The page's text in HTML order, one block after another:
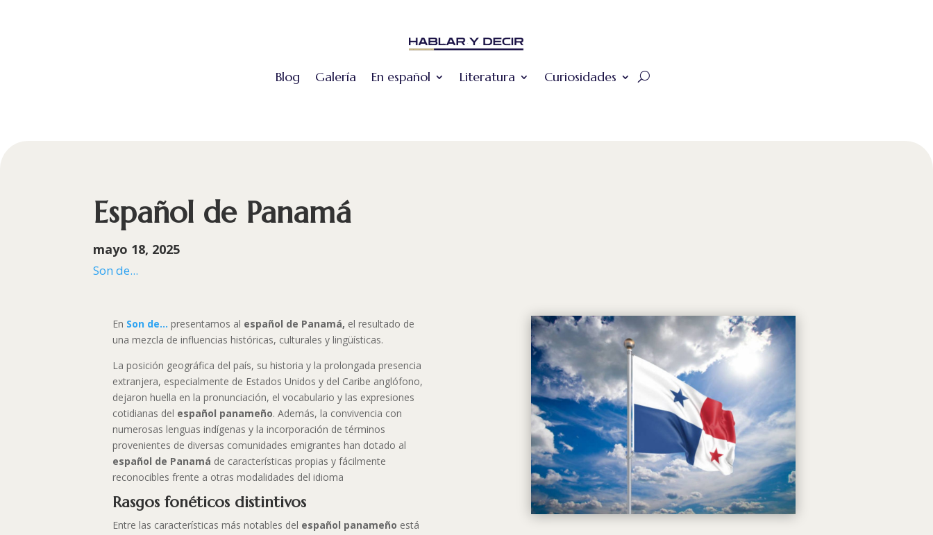
Blog Galería En español Literatura Curiosidades
Español de Panamá
mayo 18, 2025
Son de...
En Son de… presentamos al español de Panamá, el resultado de
una mezcla de influencias históricas, culturales y lingüísticas.
La posición geográfica del país, su historia y la prolongada presencia
extranjera, especialmente de Estados Unidos y del Caribe anglófono,
dejaron huella en la pronunciación, el vocabulario y las expresiones
cotidianas del español panameño. Además, la convivencia con
numerosas lenguas indígenas y la incorporación de términos
provenientes de diversas comunidades emigrantes han dotado al
español de Panamá de características propias y fácilmente
reconocibles frente a otras modalidades del idioma
Rasgos fonéticos distintivos
Entre las características más notables del español panameño está